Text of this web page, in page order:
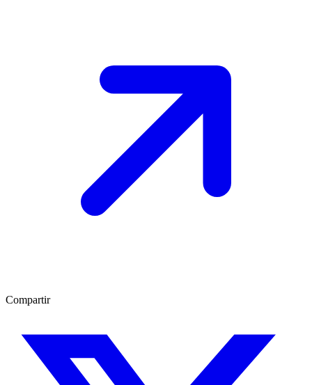
Compartir